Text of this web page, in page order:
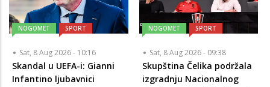
NOGOMET SPORT
Sat, 8 Aug 2026 - 10:16
Skandal u UEFA-i: Gianni
Infantino ljubavnici
NOGOMET SPORT
Sat, 8 Aug 2026 - 09:38
Skupština Čelika podržala
izgradnju Nacionalnog